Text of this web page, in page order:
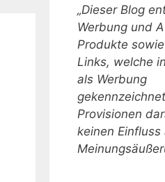
„Dieser Blog
Werbung und
Produkte
Links, welche
als Werbung
Provisionen
keinen Einfluss